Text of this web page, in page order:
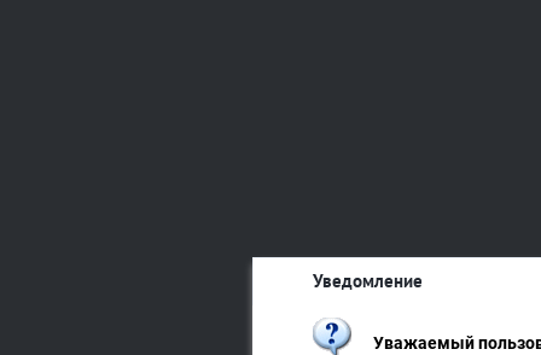
Уведомление
Уважаемый